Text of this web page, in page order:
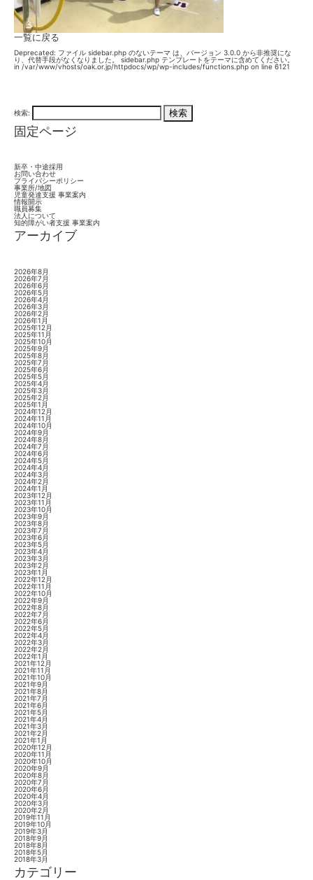
一覧に戻る
Deprecated: ファイル sidebar.php のないテーマ は、バージョン 3.0.0 から非推奨にな
り、代替手段がなくなりました。 sidebar.php テンプレートをテーマに含めてください。
in /var/www/vhosts/oak.or.jp/httpdocs/wp/wp-includes/functions.php on line 6121
検索:
固定ページ
新卒・中途採用
お問い合わせ
プライバシーポリシー
事業所/地図
児童発達支援 事業案内
情報開示
職員募集
法人について
知的障がい者支援 事業案内
アーカイブ
2026年8月
2026年7月
2026年6月
2026年5月
2026年4月
2026年3月
2026年2月
2026年1月
2025年12月
2025年11月
2025年10月
2025年9月
2025年8月
2025年7月
2025年6月
2025年5月
2025年4月
2025年3月
2025年2月
2025年1月
2024年12月
2024年11月
2024年10月
2024年9月
2024年8月
2024年7月
2024年6月
2024年5月
2024年4月
2024年3月
2024年2月
2024年1月
2023年12月
2023年11月
2023年10月
2023年9月
2023年8月
2023年7月
2023年6月
2023年5月
2023年4月
2023年3月
2023年2月
2023年1月
2022年12月
2022年11月
2022年10月
2022年9月
2022年8月
2022年7月
2022年6月
2022年5月
2022年4月
2022年3月
2022年2月
2022年1月
2021年12月
2021年11月
2021年10月
2021年9月
2021年8月
2021年7月
2021年6月
2021年5月
2021年4月
2021年3月
2021年2月
2021年1月
2020年12月
2020年11月
2020年10月
2020年9月
2020年8月
2020年7月
2020年6月
2020年4月
2020年3月
2020年2月
2019年11月
2019年10月
2019年3月
2018年9月
2018年8月
2018年5月
2018年3月
カテゴリー